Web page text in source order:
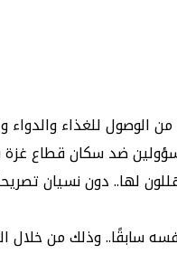
للغذاء والدواء
ضد سكان قطاع
لها.. دون نسيان
نفسه سابقًا.. وذلك من